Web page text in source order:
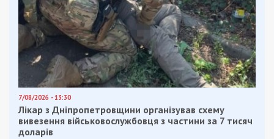
Сотни работников образования возмущены тем,
что из-за “оптимизации” школы и детские садики
останутся без технического персонала, а тысячи
сокращенных работников окажутся на улице.
Ведь согласно “оптимизации” функции младшего
технического персонала переходит на одного